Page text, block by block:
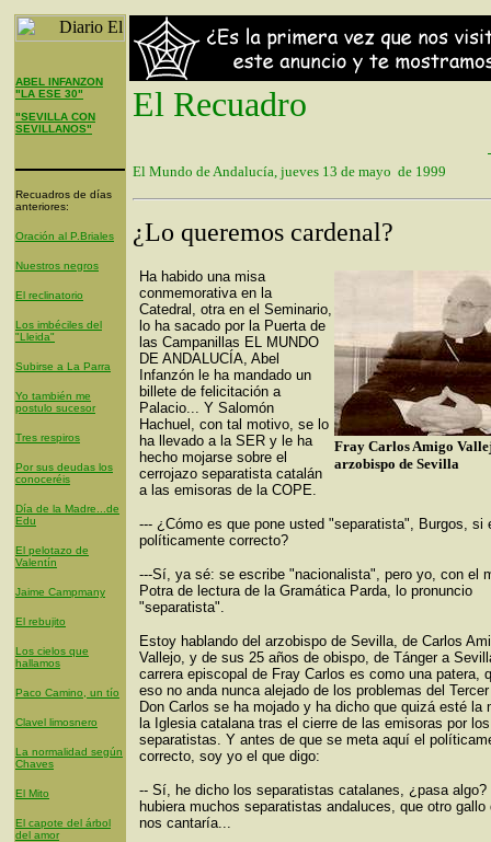
ABEL INFANZON
"LA ESE 30"
"SEVILLA CON
SEVILLANOS"
Recuadros de días
anteriores:
Oración al P.Briales
Nuestros negros
El reclinatorio
Los imbéciles del
"Lleida"
Subirse a La Parra
Yo también me
postulo sucesor
Tres respiros
Por sus deudas los
conoceréis
Día de la Madre...de
Edu
El pelotazo de
Valentín
Jaime Campmany
El rebujito
Los cielos que
hallamos
Paco Camino, un tío
Clavel limosnero
La normalidad según
Chaves
El Mito
El capote del árbol
del amor
El Recuadro
El Mundo de Andalucía, jueves 13 de mayo de 1999
¿Lo queremos cardenal?
Fray Carlos Amigo
arzobispo de Sevilla
Ha habido una misa
conmemorativa en la
Catedral, otra en el Seminario,
lo ha sacado por la Puerta de
las Campanillas EL MUNDO
DE ANDALUCÍA, Abel
Infanzón le ha mandado un
billete de felicitación a
Palacio... Y Salomón
Hachuel, con tal motivo, se lo
ha llevado a la SER y le ha
hecho mojarse sobre el
cerrojazo separatista catalán
a las emisoras de la COPE.
--- ¿Cómo es que pone usted "separatista", Burgos, si
políticamente correcto?
---Sí, ya sé: se escribe "nacionalista", pero yo, con el
Potra de lectura de la Gramática Parda, lo pronuncio
"separatista".
Estoy hablando del arzobispo de Sevilla, de Carlos
Vallejo, y de sus 25 años de obispo, de Tánger a
carrera episcopal de Fray Carlos es como una patera,
eso no anda nunca alejado de los problemas del
Don Carlos se ha mojado y ha dicho que quizá esté la
la Iglesia catalana tras el cierre de las emisoras por los
separatistas. Y antes de que se meta aquí el
correcto, soy yo el que digo:
-- Sí, he dicho los separatistas catalanes, ¿pasa algo?
hubiera muchos separatistas andaluces, que otro gallo
nos cantaría...